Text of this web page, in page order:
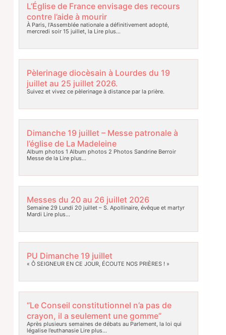
L’Église de France envisage des recours
contre l’aide à mourir
À Paris, l’Assemblée nationale a définitivement adopté,
mercredi soir 15 juillet, laLire plus…
Pèlerinage diocèsain à Lourdes du 19
juillet au 25 juillet 2026.
Suivez et vivez ce pèlerinage à distance par la prière.
Dimanche 19 juillet – Messe patronale à
l’église de La Madeleine
Album photos 1 Album photos 2 Photos Sandrine Berroir
Messe de laLire plus…
Messes du 20 au 26 juillet 2026
Semaine 29 Lundi 20 juillet – S. Apollinaire, évêque et martyr
Mardi Lire plus…
PU Dimanche 19 juillet
« Ô SEIGNEUR EN CE JOUR, ÉCOUTE NOS PRIÈRES ! »
“Le Conseil constitutionnel n’a pas de
crayon, il a seulement une gomme”
Après plusieurs semaines de débats au Parlement, la loi qui
légalise l’euthanasieLire plus…